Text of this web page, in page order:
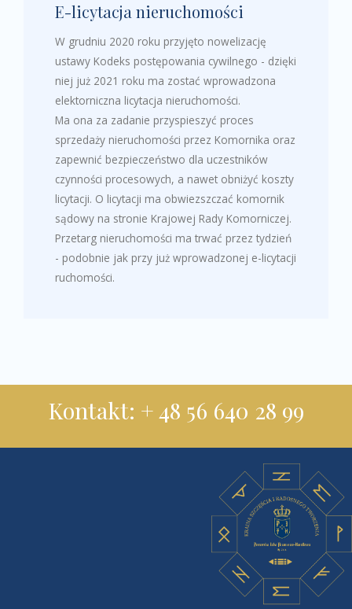
E-licytacja nieruchomości
W grudniu 2020 roku przyjęto nowelizację
ustawy Kodeks postępowania cywilnego - dzięki
niej już 2021 roku ma zostać wprowadzona
elektorniczna licytacja nieruchomości.
Ma ona za zadanie przyspieszyć proces
sprzedaży nieruchomości przez Komornika oraz
zapewnić bezpieczeństwo dla uczestników
czynności procesowych, a nawet obniżyć koszty
licytacji. O licytacji ma obwiezszczać komornik
sądowy na stronie Krajowej Rady Komorniczej.
Przetarg nieruchomości ma trwać przez tydzień
- podobnie jak przy już wprowadzonej e-licytacji
ruchomości.
Kontakt: + 48 56 640 28 99